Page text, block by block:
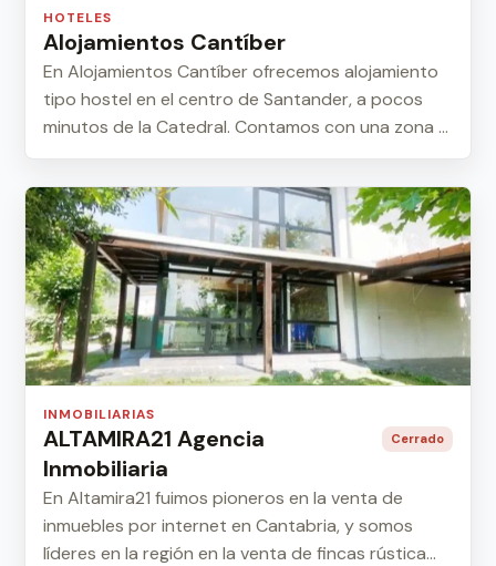
HOTELES
Alojamientos Cantíber
En Alojamientos Cantíber ofrecemos alojamiento
tipo hostel en el centro de Santander, a pocos
minutos de la Catedral. Contamos con una zona ...
INMOBILIARIAS
ALTAMIRA21 Agencia
Inmobiliaria
Cerrado
En Altamira21 fuimos pioneros en la venta de
inmuebles por internet en Cantabria, y somos
líderes en la región en la venta de fincas rústica...